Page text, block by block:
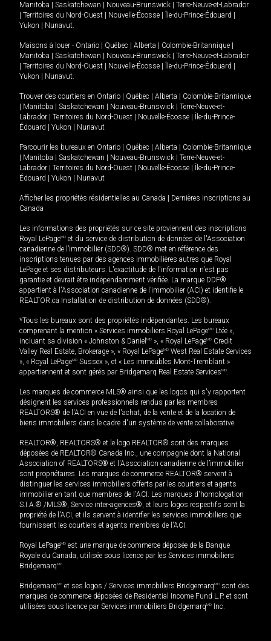
Manitoba
Saskatchewan Nouveau-Brunswick
Terre-Neuve-et-Labrador
Territoires du Nord-Ouest Nouvelle-Écosse Île-du-Prince-Édouard
Yukon
Nunavut.
Maisons à louer - Ontario Québec Alberta Colombie-Britannique
Manitoba
Saskatchewan Nouveau-Brunswick
Terre-Neuve-et-Labrador
Territoires du Nord-Ouest Nouvelle-Écosse Île-du-Prince-Édouard
Yukon
Nunavut.
Trouver des courtiers en Ontario Québec Alberta
Colombie-Britannique
Manitoba Saskatchewan Nouveau-Brunswick
Terre-Neuve-et-
Labrador
Territoires du Nord-Ouest Nouvelle-Écosse
Île-du-Prince-
Édouard
Yukon Nunavut
Parcourir les bureaux en Ontario Québec Alberta
Colombie-Britannique
Manitoba Saskatchewan Nouveau-Brunswick
Terre-Neuve-et-
Labrador
Territoires du Nord-Ouest Nouvelle-Écosse
Île-du-Prince-
Édouard
Yukon Nunavut
Afficher les propriétés résidentielles au Canada
Dernières inscriptions au
Canada
Les informations des propriétés sur ce site proviennent des inscriptions
Royal LePageMD et du service de distribution de données de l'Association
canadienne de l’immobilier (SDD®). SDD® met en référence des
inscriptions tenues par des agences immobilières autres que Royal
LePage et ses distributeurs. L'exactitude de l'information n'est pas
garantie et devrait être indépendamment vérifiée. La marque DDF®
appartient à l'Association canadienne de l’immobilier (ACI) et identifie le
REALTOR.ca Installation de distribution de données (SDD®).
*Tous les bureaux sont des propriétés indépendantes. Les bureaux
comprenant la mention « Services immobiliers Royal LePageMD Ltée »,
incluant sa division « Johnston & Daniel MD », « Royal LePageMD Credit
Valley Real Estate, Brokerage », « Royal LePageMD West Real Estate Services
», « Royal LePageMD Sussex », et « Les immeubles Mont-Tremblant »
appartiennent et sont gérés par Bridgemarq Real Estate ServicesMD.
Les marques de commerce MLS® ainsi que les logos qui s'y rapportent
désignent les services professionnels rendus par les membres
REALTORS® de l'ACI en vue de l'achat, de la vente et de la location de
biens immobiliers dans le cadre d'un système de vente collaborative.
REALTOR®, REALTORS® et le logo REALTOR® sont des marques
déposées de REALTOR® Canada Inc., une compagnie dont la National
Association of REALTORS® et l'Association canadienne de l’immobilier
sont propriétaires. Les marques de commerce REALTOR® servent à
distinguer les services immobiliers offerts par les courtiers et agents
immobilier en tant que membres de l'ACI. Les marques d'homologation
S.I.A.® /MLS®, Service inter-agences®, et leurs logos respectifs sont la
propriété de l'ACI, et ils servent à identifier les services immobiliers que
fournissent les courtiers et agents membres de l'ACI.
Royal LePageMD est une marque de commerce déposée de la Banque
Royale du Canada, utilisée sous licence par les Services immobiliers
BridgemarqMD.
BridgemarqMD et ses logos / Services immobiliers BridgemarqMD sont des
marques de commerce déposées de Residential Income Fund L.P. et sont
utilisées sous licence par Services immobiliers BridgemarqMD Inc.